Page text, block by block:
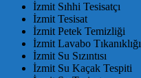
İzmit Sıhhi Tesisatçı
İzmit Tesisat
İzmit Petek Temizliği
İzmit Lavabo Tıkanıklığı
İzmit Su Sızıntısı
İzmit Su Kaçak Tespiti